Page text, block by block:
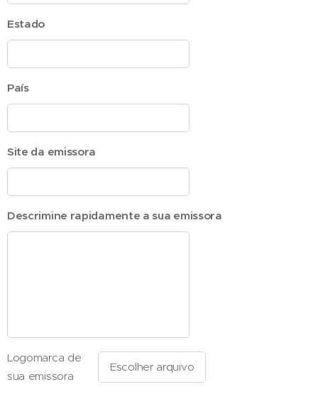
Estado
País
Site da emissora
Descrimine rapidamente a sua emissora
Logomarca de
sua emissora
Escolher arquivo